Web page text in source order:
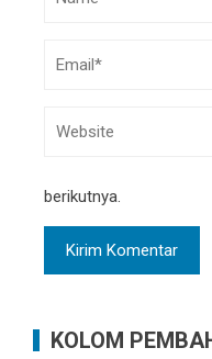
berikutnya.
KOLOM